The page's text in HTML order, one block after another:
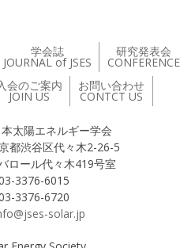
学会誌
JOURNAL of JSES
研究発表会
CONFERENCE
会のご案内
JOIN US
お問い合わせ
CONTCT US
太陽エネルギー学会
都渋谷区代々木2-26-5
々木419号室
3376-6015
3376-6720
solar.jp